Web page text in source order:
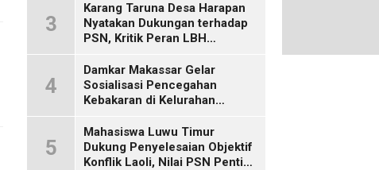
3
Karang Taruna Desa Harapan
Nyatakan Dukungan terhadap
PSN, Kritik Peran LBH
4
Damkar Makassar Gelar
Sosialisasi Pencegahan
Kebakaran di Kelurahan
5
Mahasiswa Luwu Timur
Dukung Penyelesaian Objektif
Konflik Laoli, Nilai PSN Penting